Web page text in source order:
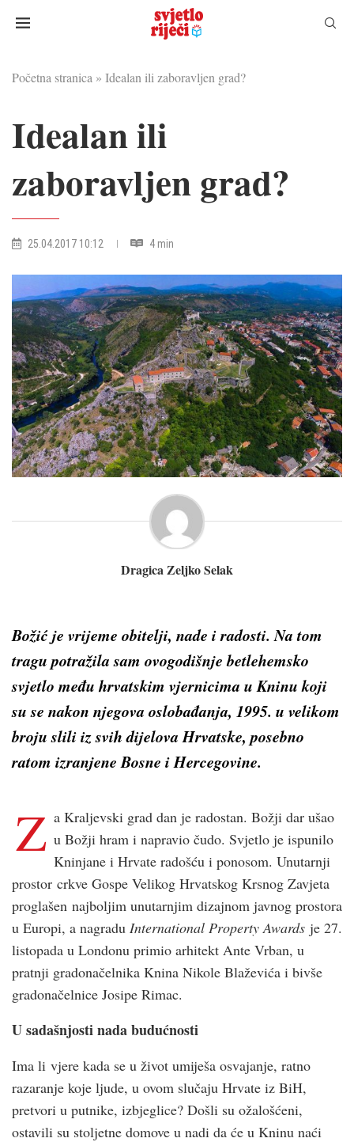
Početna stranica » Idealan ili zaboravljen grad?
Idealan ili
zaboravljen grad?
25.04.2017 10:12 4 min
Dragica Zeljko Selak
Božić je vrijeme obitelji, nade i radosti. Na tom
tragu potražila sam ovogodišnje betlehemsko
svjetlo među hrvatskim vjernicima u Kninu koji
su se nakon njegova oslobađanja, 1995. u velikom
broju slili iz svih dijelova Hrvatske, posebno
ratom izranjene Bosne i Hercegovine.
Z a Kraljevski grad dan je radostan. Božji dar ušao
u Božji hram i napravio čudo. Svjetlo je ispunilo
Kninjane i Hrvate radošću i ponosom. Unutarnji
prostor crkve Gospe Velikog Hrvatskog Krsnog Zavjeta
proglašen najboljim unutarnjim dizajnom javnog prostora
u Europi, a nagradu International Property Awards je 27.
listopada u Londonu primio arhitekt Ante Vrban, u
pratnji gradonačelnika Knina Nikole Blaževića i bivše
gradonačelnice Josipe Rimac.
U sadašnjosti nada budućnosti
Ima li vjere kada se u život umiješa osvajanje, ratno
razaranje koje ljude, u ovom slučaju Hrvate iz BiH,
pretvori u putnike, izbjeglice? Došli su ožalošćeni,
ostavili su stoljetne domove u nadi da će u Kninu naći